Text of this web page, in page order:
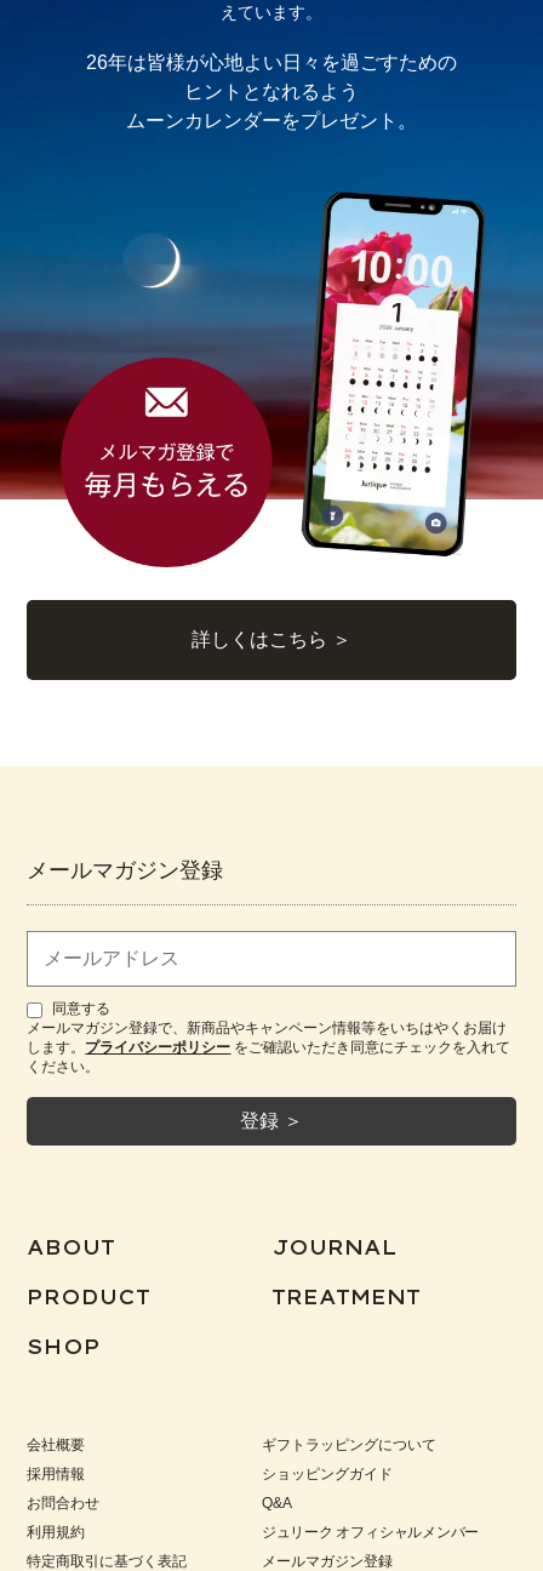
えています。
26年は皆様が心地よい日々を過ごすための
ヒントとなれるよう
ムーンカレンダーをプレゼント。
詳しくはこちら ＞
メールマガジン登録
同意する
メールマガジン登録で、新商品やキャンペーン情報等をいちはやくお届け
します。 プライバシーポリシー をご確認いただき同意にチェックを入れて
ください。
ABOUT JOURNAL
PRODUCT TREATMENT
SHOP
会社概要
採用情報
お問合わせ
利用規約
特定商取引に基づく表記
ギフトラッピングについて
ショッピングガイド
Q&A
ジュリーク オフィシャルメンバー
メールマガジン登録